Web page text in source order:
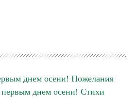
днем осени! Пожелания
днем осени! Стихи